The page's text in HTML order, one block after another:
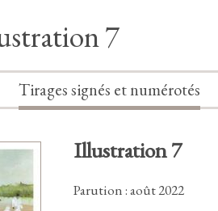
7
Tirages signés et numérotés
Illustration 7
Parution : août 2022